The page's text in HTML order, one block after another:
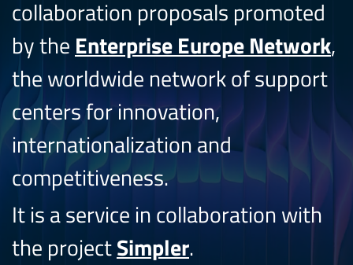
collaboration proposals promoted
by the Enterprise Europe Network,
the worldwide network of support
centers for innovation,
internationalization and
competitiveness.
It is a service in collaboration with
the projectSimpler.